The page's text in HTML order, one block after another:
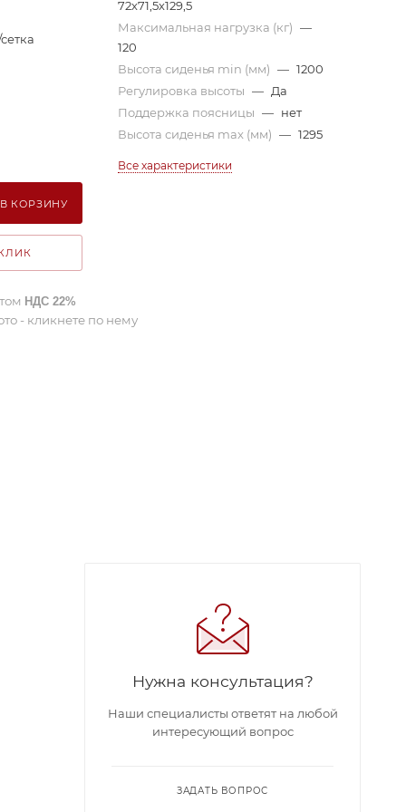
В КОРЗИНУ
72х71,5х129,5
Максимальная нагрузка (кг) —
120
Высота сиденья min (мм) — 1200
Регулировка высоты — Да
Поддержка поясницы — нет
Высота сиденья max (мм) — 1295
Все характеристики
НДС 22%
- кликнете по нему
Нужна консультация?
Наши специалисты ответят на любой
интересующий вопрос
ЗАДАТЬ ВОПРОС